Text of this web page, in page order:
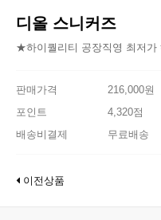
디올 스니커즈
★하이퀄리티 공장직영 최저
판매가격
216,000원
포인트
4,320점
배송비결제
무료배송
이전상품